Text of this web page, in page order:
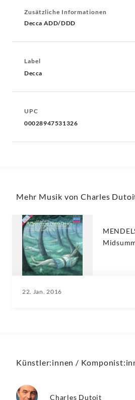
Zusätzliche Informationen
Decca ADD/DDD
Label
Decca
UPC
00028947531326
Mehr Musik von Charles
22. Jan. 2016
Künstler:innen /
Charles Dutoit